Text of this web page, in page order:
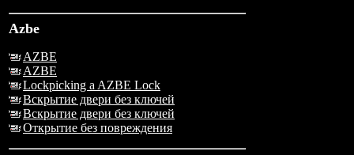
Azbe
AZBE
AZBE
Lockpicking a AZBE Lock
Вскрытие двери без ключей
Вскрытие двери без ключей
Открытие без повреждения